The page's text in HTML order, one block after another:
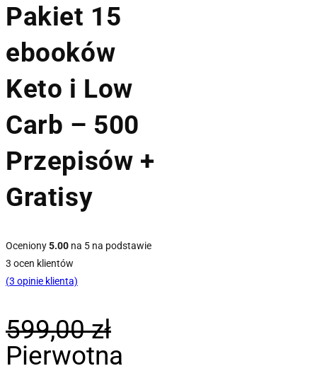
Pakiet 15
ebooków
Keto i Low
Carb – 500
Przepisów +
Gratisy
Oceniony5.00 na 5 na podstawie
3 ocen klientów
(3 opinie klienta)
599,00zł
Pierwotna